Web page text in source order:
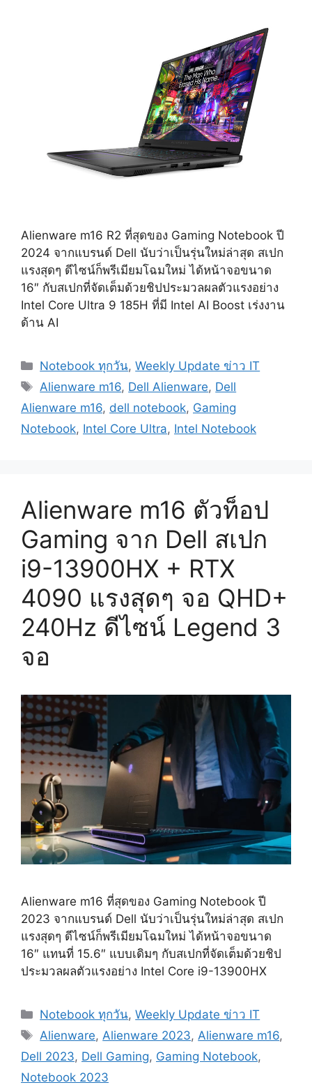
Alienware m16 R2 ที่สุดของ Gaming Notebook ปี
2024 จากแบรนด์ Dell นับว่าเป็นรุ่นใหม่ล่าสุด สเปก
แรงสุดๆ ดีไซน์ก็พรีเมียมโฉมใหม่ ได้หน้าจอขนาด
16″ กับสเปกที่จัดเต็มด้วยชิปประมวลผลตัวแรงอย่าง
Intel Core Ultra 9 185H ที่มี Intel AI Boost เร่งงาน
ด้าน AI
Categories
Notebook ทุกวัน,Weekly Update ข่าว IT
Tags
Alienware m16, Dell Alienware, Dell
Alienware m16, dell notebook, Gaming
Notebook, Intel Core Ultra, Intel Notebook
Alienware m16 ตัวท็อป
Gaming จาก Dell สเปก
i9-13900HX + RTX
4090 แรงสุดๆ จอ QHD+
240Hz ดีไซน์ Legend 3
จอ
Alienware m16 ที่สุดของ Gaming Notebook ปี
2023 จากแบรนด์ Dell นับว่าเป็นรุ่นใหม่ล่าสุด สเปก
แรงสุดๆ ดีไซน์ก็พรีเมียมโฉมใหม่ ได้หน้าจอขนาด
16″ แทนที่ 15.6″ แบบเดิมๆ กับสเปกที่จัดเต็มด้วยชิป
ประมวลผลตัวแรงอย่าง Intel Core i9-13900HX
Categories
Notebook ทุกวัน,Weekly Update ข่าว IT
Tags
Alienware, Alienware 2023, Alienware m16,
Dell 2023, Dell Gaming, Gaming Notebook,
Notebook 2023